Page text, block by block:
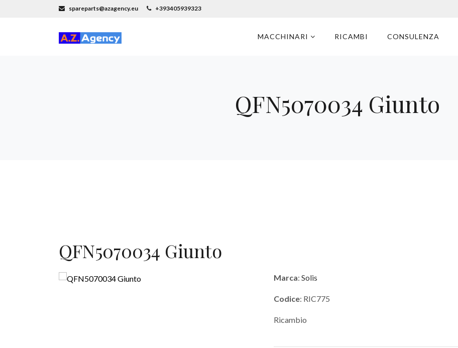
spareparts@azagency.eu +393405939323
MACCHINARI RICAMBI CONSULENZA
QFN5070034 Giunto
QFN5070034 Giunto
Marca: Solis
Codice: RIC775
Ricambio